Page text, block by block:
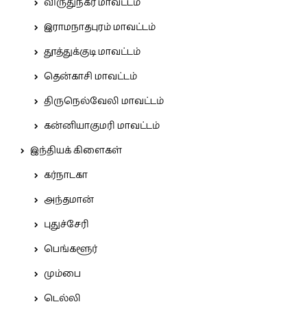
இராமநாதபுரம் மாவட்டம்
தூத்துக்குடி மாவட்டம்
தென்காசி மாவட்டம்
திருநெல்வேலி மாவட்டம்
கன்னியாகுமரி மாவட்டம்
இந்தியக் கிளைகள்
கர்நாடகா
அந்தமான்
புதுச்சேரி
பெங்களூர்
மும்பை
டெல்லி